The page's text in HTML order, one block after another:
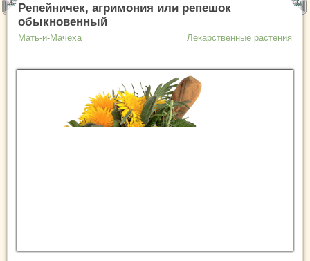
Репейничек, агримония или репешок
обыкновенный
Мать-и-Мачеха Лекарственные растения